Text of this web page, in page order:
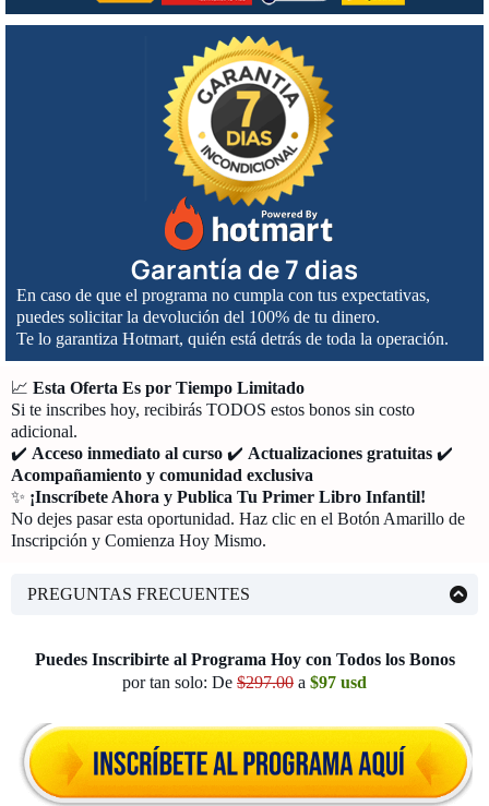
Garantía de 7 dias
En caso de que el programa no cumpla con tus expectativas,
puedes solicitar la devolución del 100% de tu dinero.
Te lo garantiza Hotmart, quién está detrás de toda la operación.
📈 Esta Oferta Es por Tiempo Limitado
Si te inscribes hoy, recibirás TODOS estos bonos sin costo
adicional.
✔️ Acceso inmediato al curso ✔️ Actualizaciones gratuitas ✔️
Acompañamiento y comunidad exclusiva
✨ ¡Inscríbete Ahora y Publica Tu Primer Libro Infantil!
No dejes pasar esta oportunidad. Haz clic en el Botón Amarillo de
Inscripción y Comienza Hoy Mismo.
PREGUNTAS FRECUENTES
la compra, te llegará de forma automática a tu cuenta de
correo el acceso a las clases.
¿Cómo recibiré el Curso?
Una vez que realices el pago, recibirás de inmediato un correo
Puedes Inscribirte al Programa Hoy con Todos los Bonos
por tan solo: De $297.00 a $97 usd